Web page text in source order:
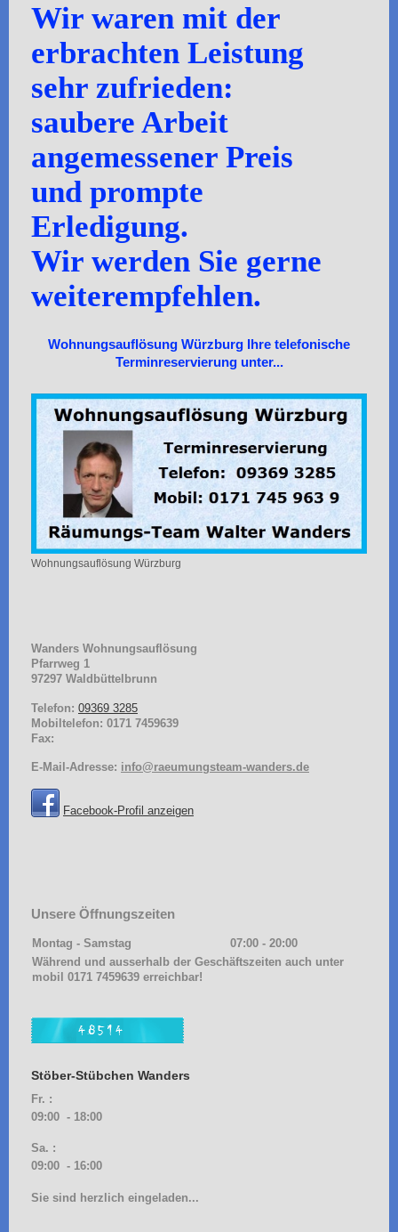
Wir waren mit der
erbrachten Leistung
sehr zufrieden:
saubere Arbeit
angemessener Preis
und prompte
Erledigung.
Wir werden Sie gerne
weiterempfehlen.
Wohnungsauflösung Würzburg Ihre telefonische
Terminreservierung unter...
Wohnungsauflösung Würzburg
Wanders Wohnungsauflösung
Pfarrweg 1
97297 Waldbüttelbrunn
Telefon: 09369 3285
Mobiltelefon: 0171 7459639
Fax:
E-Mail-Adresse: info@raeumungsteam-wanders.de
Facebook-Profil anzeigen
Unsere Öffnungszeiten
Montag - Samstag 07:00 - 20:00
Während und ausserhalb der Geschäftszeiten auch unter
mobil 0171 7459639 erreichbar!
Stöber-Stübchen Wanders
Fr. :
09:00 - 18:00
Sa. :
09:00 - 16:00
Sie sind herzlich eingeladen...